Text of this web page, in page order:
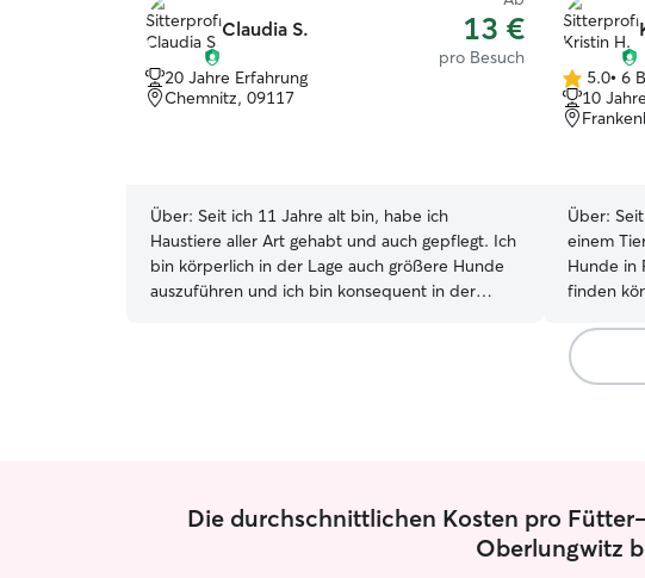
Claudia S. 13 €
pro Besuch
20 Jahre Erfahrung
Chemnitz, 09117
Über: Seit ich 11 Jahre alt bin, habe ich
Haustiere aller Art gehabt und auch gepflegt. Ich
bin körperlich in der Lage auch größere Hunde
auszuführen und ich bin konsequent in der
spazieren. Ich habe eine große Wohnung und
kann deinem Tier damit auch dort Auslauf und
5.0
von
5
5.0• 6
10
Über:
einem
Hunde in
finden
helfen,
einzustellen. Durch meinen eigenen,
Rüden
habe
Die durchschnittlichen Kosten pro
Oberlungwitz